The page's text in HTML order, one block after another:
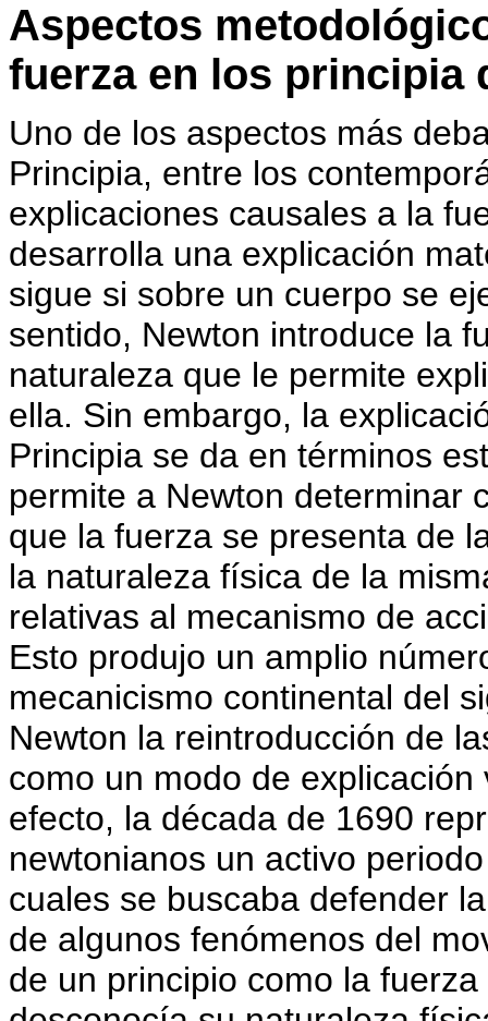
Aspectos
fuerza en los principia
Uno de los aspectos más
Principia, entre los
explicaciones causales a la
desarrolla una explicación
sigue si sobre un cuerpo se
sentido, Newton introduce la
naturaleza que le permite
ella. Sin embargo, la
Principia se da en términos
permite a Newton determinar
que la fuerza se presenta de
la naturaleza física de la
relativas al mecanismo de
Esto produjo un amplio
mecanicismo continental del
Newton la reintroducción de
como un modo de
efecto, la década de 1690
newtonianos un activo
cuales se buscaba defender
de algunos fenómenos del
de un principio como la